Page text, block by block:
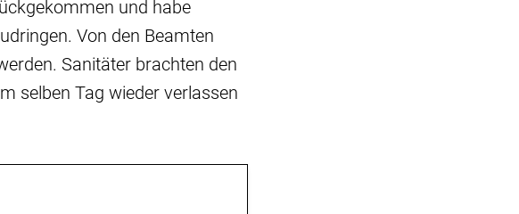
und habe
Von den Beamten
Sanitäter brachten den
selben Tag wieder verlassen